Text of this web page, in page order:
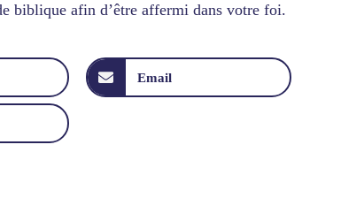
biblique afin d’être affermi dans votre foi.
Email